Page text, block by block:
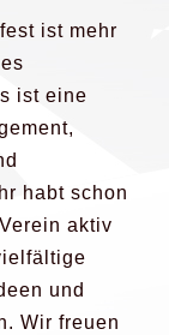
ist mehr
ist eine
habt schon
aktiv
und
Wir freuen